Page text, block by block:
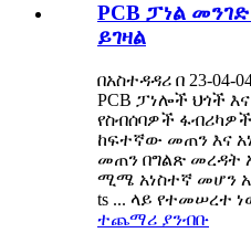
PCB ፓነል
ይገዛል
በአስተዳዳሪ በ 23-04-
PCB ፓነሎች ህጎች
የስብሰባዎች
ከፍተኛው መጠን እና
መጠን በግልጽ መረዳት
ሚሜ አነስተኛ መሆን
ts ... ላይ የተመሠረተ
ተጨማሪ ያንብቡ